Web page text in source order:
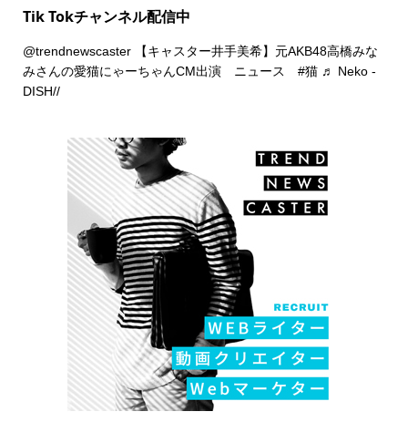
Tik Tokチャンネル配信中
@trendnewscaster【キャスター井手美希】元AKB48高橋みな
みさんの愛猫にゃーちゃんCM出演 ニュース #猫 ♬ Neko -
DISH//